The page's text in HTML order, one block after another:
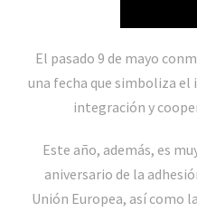
El pasado 9 de mayo
una fecha que simboliza el
integración y
Este año, además, es
aniversario de la
Unión Europea, así como